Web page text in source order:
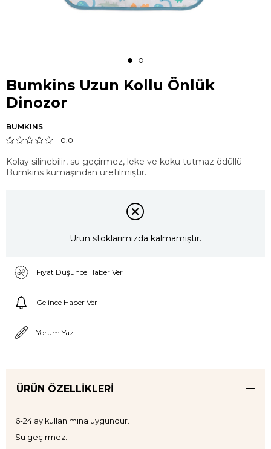
Bumkins Uzun Kollu Önlük
Dinozor
BUMKINS
0.0
Kolay silinebilir, su geçirmez, leke ve koku tutmaz ödüllü
Bumkins kumaşından üretilmiştir.
Ürün stoklarımızda kalmamıştır.
Fiyat Düşünce Haber Ver
Gelince Haber Ver
Yorum Yaz
ÜRÜN ÖZELLIKLERI
6-24 ay kullanımına uygundur.
Su geçirmez.